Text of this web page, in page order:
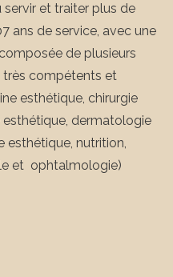
servir et traiter plus de
ans de service, avec une
de plusieurs
très compétents et
esthétique, chirurgie
dermatologie
esthétique, nutrition,
et ophtalmologie)